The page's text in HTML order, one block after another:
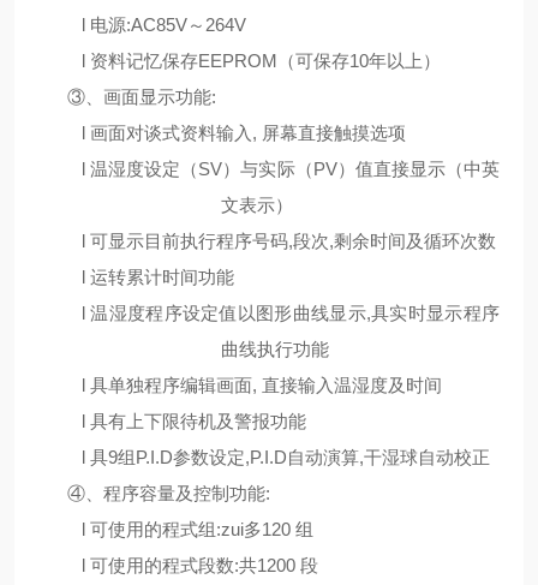
l 电源:AC85V～ 264V
l 资料记忆保存EEPROM（可保存10年以上）
③、 画面显示功能:
l 画面对谈式资料输入 , 屏幕直接触摸选项
l温湿度设定（SV）与实际（PV）值直接显示（中英
文表示）
l 可显示目前执行程序号码,段次,剩余时间及循环次数
l 运转累计时间功能
l温湿度程序设定值以图形曲线显示,具实时显示程序
曲线执行功能
l 具单独程序编辑画面, 直接输入温湿度及时间
l 具有上下限待机及警报功能
l 具9组P.I.D参数设定,P.I.D自动演算,干湿球自动校正
④、 程序容量及控制功能:
l 可使用的程式组:zui多120 组
l 可使用的程式段数:共1200 段